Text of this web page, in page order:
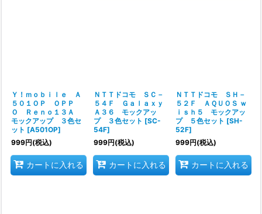
Ｙ！ｍｏｂｉｌｅ Ａ
５０１ＯＰ ＯＰＰ
Ｏ Ｒｅｎｏ１３Ａ
モックアップ ３色セ
ット [A501OP]
999円(税込)
カートに入れる
ＮＴＴドコモ ＳＣ－
５４Ｆ Ｇａｌａｘｙ
Ａ３６ モックアッ
プ ３色セット [SC-
54F]
999円(税込)
カートに入れる
ＮＴＴドコモ ＳＨ－
５２Ｆ ＡＱＵＯＳ ｗ
ｉｓｈ５ モックアッ
プ ５色セット [SH-
52F]
999円(税込)
カートに入れる